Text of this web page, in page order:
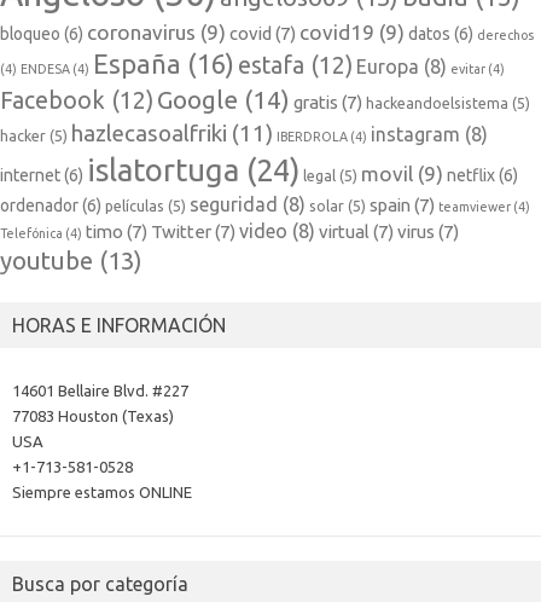
bloqueo (6) coronavirus (9) covid (7) covid19 (9) datos (6) derechos
(4) ENDESA (4) España (16) estafa (12) Europa (8) evitar (4)
Facebook (12) Google (14) gratis (7) hackeandoelsistema (5)
hacker (5) hazlecasoalfriki (11) IBERDROLA (4) instagram (8)
internet(6) islatortuga (24) legal (5) movil (9) netflix(6)
ordenador(6) películas (5) seguridad (8) solar (5) spain (7) teamviewer (4)
Telefónica (4) timo (7) Twitter(7) video (8) virtual (7) virus (7)
youtube (13)
HORAS E INFORMACIÓN
14601 Bellaire Blvd. #227
77083 Houston (Texas)
USA
+1-713-581-0528
Siempre estamos ONLINE
Busca por categoría